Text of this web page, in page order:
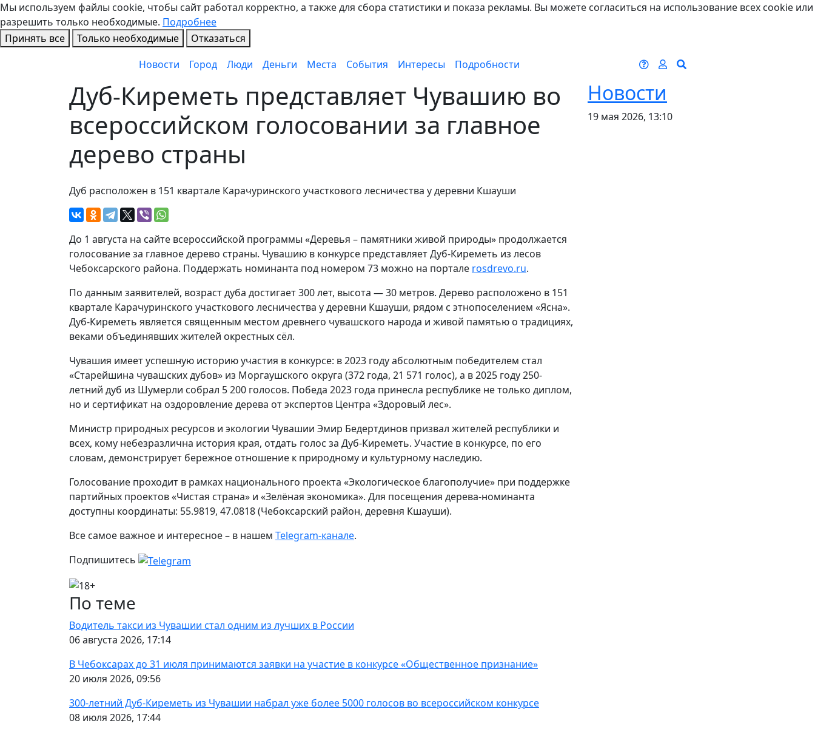
Мы используем файлы cookie, чтобы сайт работал корректно, а также для сбора статистики и показа рекламы. Вы можете согласиться на использование всех cookie или
разрешить только необходимые. Подробнее
Принять все
Только необходимые
Отказаться
Новости
Город Люди Деньги Места События Интересы Подробности
Дуб-Киреметь представляет Чувашию во
всероссийском голосовании за главное
дерево страны
Новости
19 мая 2026, 13:10
Дуб расположен в 151 квартале Карачуринского участкового лесничества у деревни Кшауши
До 1 августа на сайте всероссийской программы «Деревья – памятники живой природы» продолжается
голосование за главное дерево страны. Чувашию в конкурсе представляет Дуб-Киреметь из лесов
Чебоксарского района. Поддержать номинанта под номером 73 можно на портале rosdrevo.ru.
По данным заявителей, возраст дуба достигает 300 лет, высота — 30 метров. Дерево расположено в 151
квартале Карачуринского участкового лесничества у деревни Кшауши, рядом с этнопоселением «Ясна».
Дуб-Киреметь является священным местом древнего чувашского народа и живой памятью о традициях,
веками объединявших жителей окрестных сёл.
Чувашия имеет успешную историю участия в конкурсе: в 2023 году абсолютным победителем стал
«Старейшина чувашских дубов» из Моргаушского округа (372 года, 21 571 голос), а в 2025 году 250-
летний дуб из Шумерли собрал 5 200 голосов. Победа 2023 года принесла республике не только диплом,
но и сертификат на оздоровление дерева от экспертов Центра «Здоровый лес».
Министр природных ресурсов и экологии Чувашии Эмир Бедертдинов призвал жителей республики и
всех, кому небезразлична история края, отдать голос за Дуб-Киреметь. Участие в конкурсе, по его
словам, демонстрирует бережное отношение к природному и культурному наследию.
Голосование проходит в рамках национального проекта «Экологическое благополучие» при поддержке
партийных проектов «Чистая страна» и «Зелёная экономика». Для посещения дерева-номинанта
доступны координаты: 55.9819, 47.0818 (Чебоксарский район, деревня Кшауши).
Все самое важное и интересное – в нашем Telegram-канале.
Подпишитесь
По теме
Водитель такси из Чувашии стал одним из лучших в России
06 августа 2026, 17:14
В Чебоксарах до 31 июля принимаются заявки на участие в конкурсе «Общественное признание»
20 июля 2026, 09:56
300-летний Дуб-Киреметь из Чувашии набрал уже более 5000 голосов во всероссийском конкурсе
08 июля 2026, 17:44